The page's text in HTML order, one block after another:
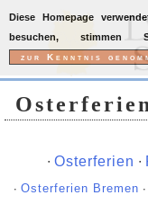
∙ Osterferien ∙
∙ Osterferien Bremen ∙
Diese Homepage
besuchen,